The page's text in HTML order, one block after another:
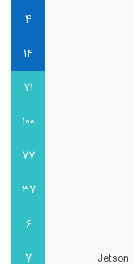
4
14
71
100
77
37
6
7